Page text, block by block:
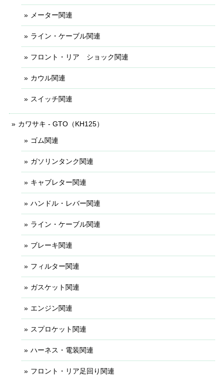
メーター関連
ライン・ケーブル関連
フロント・リア ショック関連
カウル関連
スイッチ関連
カワサキ - GTO（KH125）
ゴム関連
ガソリンタンク関連
キャブレター関連
ハンドル・レバー関連
ライン・ケーブル関連
ブレーキ関連
フィルター関連
ガスケット関連
エンジン関連
スプロケット関連
ハーネス・電装関連
フロント・リア足回り関連